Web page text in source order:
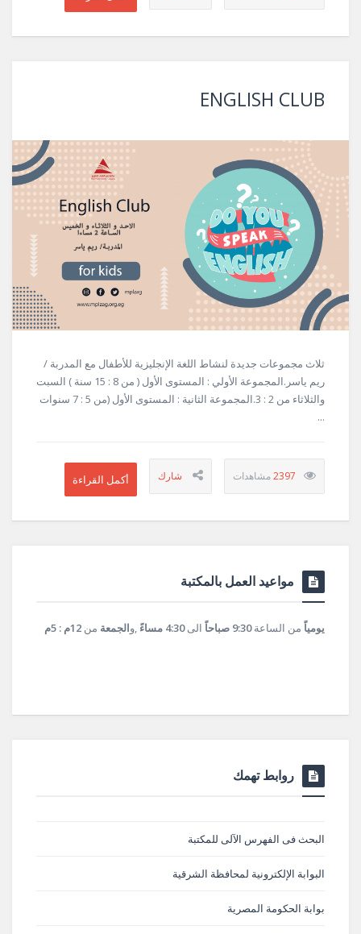
ENGLISH CLUB
ثلاث مجموعات جديدة لنشاط اللغة الإنجليزية للأطفال مع المدربة /
ريم ياسر.المجموعة الأولي : المستوى الأول ( من 8 : 15 سنة ) السبت
والثلاثاء من 2 : 3.المجموعة الثانية : المستوى الأول (من 5 : 7 سنوات
...
2397
مواعيد العمل بالمكتبة
يومياً من الساعة9:30 صباحاً الى4:30 مساءً ,والجمعة من 12م : 5م
روابط تهمك
البحث فى الفهرس الآلى للمكتبة
البوابة الإلكترونية لمحافظة الشرقية
بوابة الحكومة المصرية